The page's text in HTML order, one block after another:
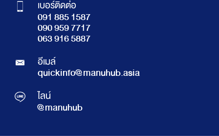
เบอร์ติดต่อ
091 885 1587
090 959 7717
063 916 5887
อีเมล์
quickinfo@manuhub.asia
ไลน์
@manuhub